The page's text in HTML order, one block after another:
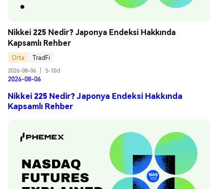
Nikkei 225 Nedir? Japonya Endeksi Hakkında
Kapsamlı Rehber
Orta
TradFi
2026-08-06
5-10d
2026-08-06
Nikkei 225 Nedir? Japonya Endeksi Hakkında
Kapsamlı Rehber